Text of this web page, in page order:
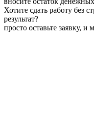
Хотите сдать работу без
результат?
просто оставьте заявку, и